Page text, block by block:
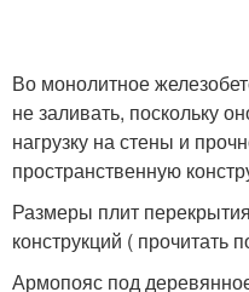
Во монолитное
не заливать, поскольку
нагрузку на стены и
пространственную
Размеры плит
конструкций ( прочитать
Армопояс под